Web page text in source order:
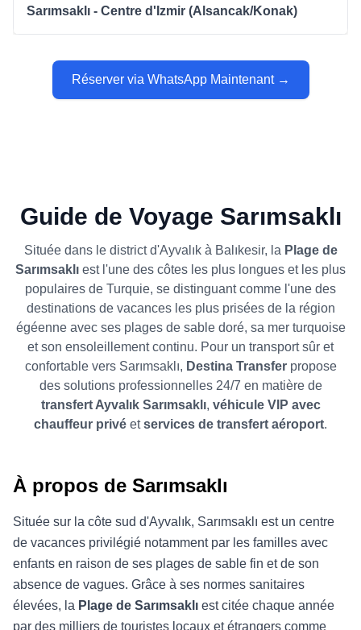
Sarımsaklı - Centre d'Izmir (Alsancak/Konak)
Réserver via WhatsApp Maintenant →
Guide de Voyage Sarımsaklı
Située dans le district d'Ayvalık à Balıkesir, la Plage de
Sarımsaklı est l'une des côtes les plus longues et les plus
populaires de Turquie, se distinguant comme l'une des
destinations de vacances les plus prisées de la région
égéenne avec ses plages de sable doré, sa mer turquoise
et son ensoleillement continu. Pour un transport sûr et
confortable vers Sarımsaklı, Destina Transferpropose
des solutions professionnelles 24/7 en matière de
transfert Ayvalık Sarımsaklı, véhicule VIP avec
chauffeur privé etservices de transfert aéroport.
À propos de Sarımsaklı
Située sur la côte sud d'Ayvalık, Sarımsaklı est un centre
de vacances privilégié notamment par les familles avec
enfants en raison de ses plages de sable fin et de son
absence de vagues. Grâce à ses normes sanitaires
élevées, la Plage de Sarımsaklı est citée chaque année
par des milliers de touristes locaux et étrangers comme